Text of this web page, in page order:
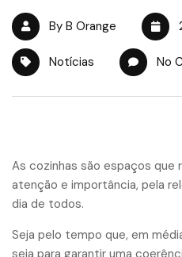
By B Orange
Notícias No
As cozinhas são espaços que
atenção e importância, pela
dia de todos.
Seja pelo tempo que, em
seja para garantir uma